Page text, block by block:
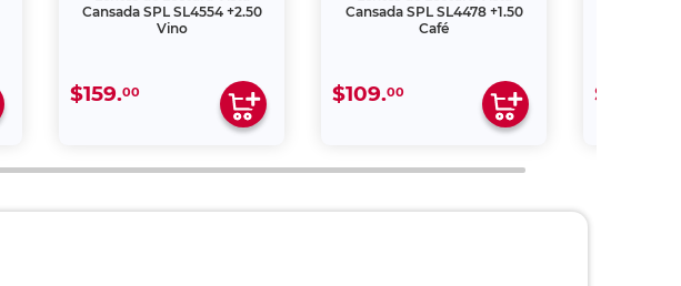
Cansada SPL SL4554 +2.50
Vino
$159.00
Cansada SPL SL4478 +1.50
Café
$109.00 $109.